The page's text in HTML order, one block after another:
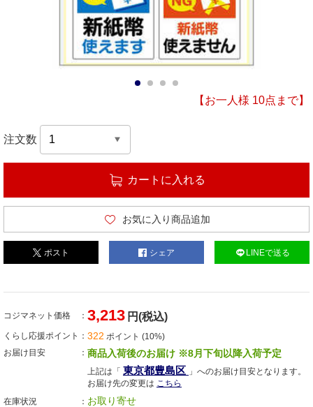
【お一人様 10点まで】
注文数
カートに入れる
お気に入り商品追加
ポスト シェア LINEで送る
コジマネット価格 3,213 円(税込)
くらし応援ポイント 322 ポイント (10%)
お届け目安
商品入荷後のお届け ※8月下旬以降入荷予定
上記は「 東京都豊島区 」へのお届け目安となります。
お届け先の変更は こちら
在庫状況
お取り寄せ